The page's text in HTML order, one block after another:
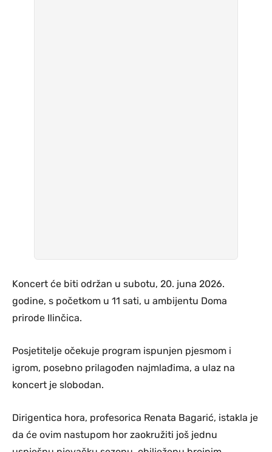
Koncert će biti održan u subotu, 20. juna 2026.
godine, s početkom u 11 sati, u ambijentu Doma
prirode Ilinčica.
Posjetitelje očekuje program ispunjen pjesmom i
igrom, posebno prilagođen najmlađima, a ulaz na
koncert je slobodan.
Dirigentica hora, profesorica Renata Bagarić, istakla je
da će ovim nastupom hor zaokružiti još jednu